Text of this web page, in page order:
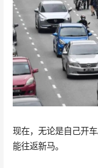
现在，无论是自己开
能往返新马。